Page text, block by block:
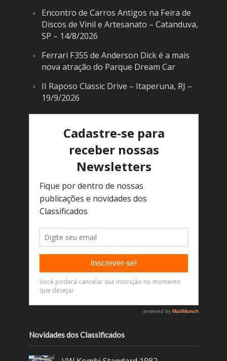
Encontro de Carros Antigos na Feira de
Discos de Vinil e Artesanato – Catanduva,
SP – 14/8/2026
Ferrari F355 de Anderson Dick é a mais
nova atração do Parque Dream Car
II Raposo Classic Drive – Itaperuna, RJ –
19/9/2026
Novidades dos Classificados